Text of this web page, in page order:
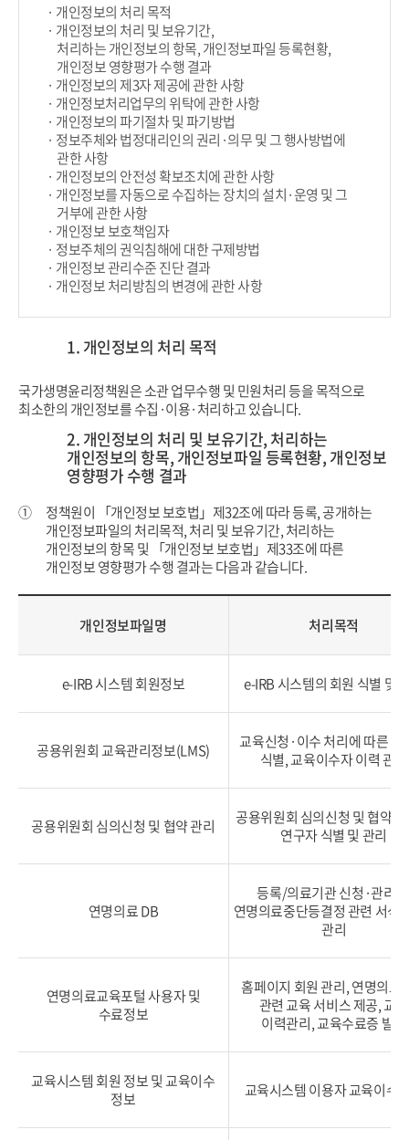
· 개인정보의 처리 목적
· 개인정보의 처리 및 보유기간,
처리하는 개인정보의 항목, 개인정보파일 등록현황,
개인정보 영향평가 수행 결과
· 개인정보의 제3자 제공에 관한 사항
· 개인정보처리업무의 위탁에 관한 사항
· 개인정보의 파기절차 및 파기방법
· 정보주체와 법정대리인의 권리·의무 및 그 행사방법에
관한 사항
· 개인정보의 안전성 확보조치에 관한 사항
· 개인정보를 자동으로 수집하는 장치의 설치·운영 및 그
거부에 관한 사항
· 개인정보 보호책임자
· 정보주체의 권익침해에 대한 구제방법
· 개인정보 관리수준 진단 결과
· 개인정보 처리방침의 변경에 관한 사항
1. 개인정보의 처리 목적
국가생명윤리정책원은 소관 업무수행 및 민원처리 등을 목적으로
최소한의 개인정보를 수집·이용·처리하고 있습니다.
2. 개인정보의 처리 및 보유기간, 처리하는
개인정보의 항목, 개인정보파일 등록현황, 개인정보
영향평가 수행 결과
①
정책원이 「개인정보 보호법」제32조에 따라 등록, 공개하는
개인정보파일의 처리목적, 처리 및 보유기간, 처리하는
개인정보의 항목 및 「개인정보 보호법」제33조에 따른
개인정보 영향평가 수행 결과는 다음과 같습니다.
개인정보파일명 처리목적
e-IRB 시스템 회원정보 e-IRB 시스템의 회원 식별 및
공용위원회 교육관리정보(LMS)
교육신청·이수 처리에 따른 이
식별, 교육이수자 이력 관리
공용위원회 심의신청 및 협약 관리 공용위원회 심의신청 및 협약
연구자 식별 및 관리
연명의료 DB
등록/의료기관 신청·관리
연명의료중단등결정 관련 서식
관리
연명의료교육포털 사용자 및
수료정보
홈페이지 회원 관리, 연명의료
관련 교육 서비스 제공,교육
이력관리, 교육수료증 발급
교육시스템 회원 정보및 교육이수
정보
교육시스템 이용자교육이수